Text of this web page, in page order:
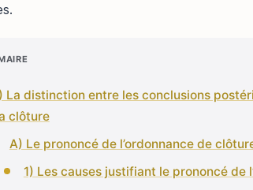
La distinction entre les conclusions
clôture
A) Le prononcé de l’ordonnance de
1) Les causes justifiant le prononcé de